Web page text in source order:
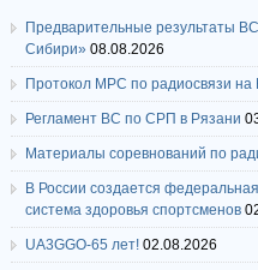
Предварительные результаты
Сибири» 08.08.2026
Протокол МРС по радиосвязи на
Регламент ВС по СРП в Рязани
Материалы соревнований по
В России создается
система здоровья спортсменов
UA3GGO-65 лет! 02.08.2026